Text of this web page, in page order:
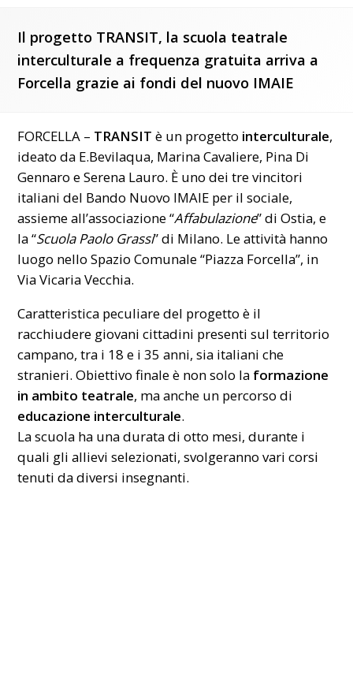
Il progetto TRANSIT, la scuola teatrale
interculturale a frequenza gratuita arriva a
Forcella grazie ai fondi del nuovo IMAIE
FORCELLA – TRANSIT è un progetto interculturale,
ideato da E.Bevilaqua, Marina Cavaliere, Pina Di
Gennaro e Serena Lauro. È uno dei tre vincitori
italiani del Bando Nuovo IMAIE per il sociale,
assieme all’associazione “Affabulazione” di Ostia, e
la “Scuola Paolo Grassi” di Milano. Le attività hanno
luogo nello Spazio Comunale “Piazza Forcella”, in
Via Vicaria Vecchia.
Caratteristica peculiare del progetto è il
racchiudere giovani cittadini presenti sul territorio
campano, tra i 18 e i 35 anni, sia italiani che
stranieri. Obiettivo finale è non solo la formazione
in ambito teatrale, ma anche un percorso di
educazione interculturale.
La scuola ha una durata di otto mesi, durante i
quali gli allievi selezionati, svolgeranno vari corsi
tenuti da diversi insegnanti.